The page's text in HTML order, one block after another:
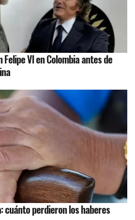
VI en Colombia antes de
cuánto perdieron los haberes